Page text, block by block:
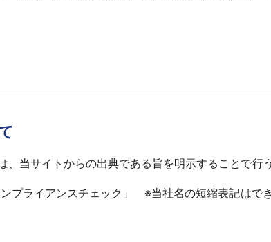
当サイトからの出典である旨を明示することで行
プライアンスチェック」 ※当社名の短縮表記はでき